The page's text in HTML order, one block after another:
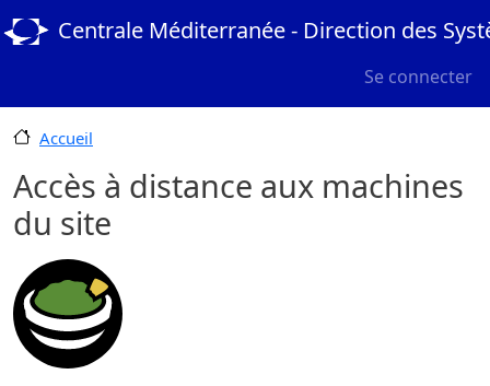
Centrale Méditerranée - Direction des
User menu
Se connecter
Accueil
Accès à distance aux machines
du site